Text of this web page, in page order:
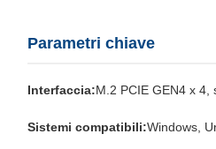
Parametri chiave
Interfaccia:M.2 PCIE GEN4 x 4,
Sistemi compatibili:Windows,